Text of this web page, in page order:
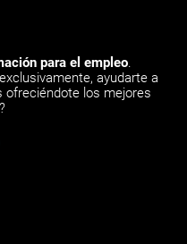
para el empleo.
ayudarte a
los mejores